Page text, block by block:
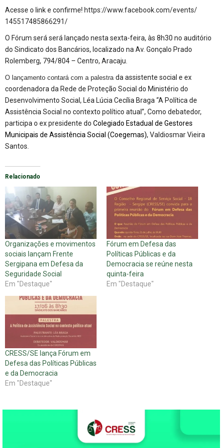
Acesse o link e confirme! https://www.facebook.com/events/
145517485866291/
O Fórum será será lançado nesta sexta-feira, às 8h30 no auditório
do Sindicato dos Bancários, localizado na Av. Gonçalo Prado
Rolemberg, 794/804 – Centro, Aracaju.
O lançamento contará com a palestra da assistente social e ex
coordenadora da Rede de Proteção Social do Ministério do
Desenvolvimento Social , Léa Lúcia Cecília Braga “A Política de
Assistência Social no contexto político atual”, Como debatedor,
participa o ex presidente do Colegiado Estadual de Gestores
Municipais de Assistência Social (Coegemas), ValdiosmarVieira
Santos.
Relacionado
Organizações e movimentos
sociais lançam Frente
Sergipana em Defesa da
Seguridade Social
Em "Destaque"
Fórum em Defesa das
Políticas Públicas e da
Democracia se reúne nesta
quinta-feira
Em "Destaque"
CRESS/SE lança Fórum em
Defesa das Políticas Públicas
e da Democracia
Em "Destaque"